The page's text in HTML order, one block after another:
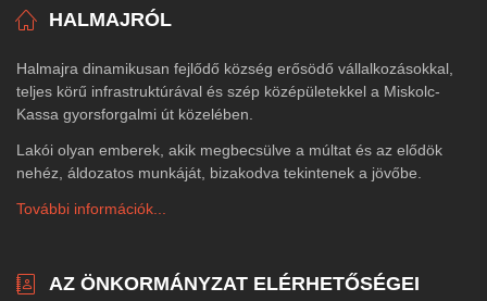
HALMAJRÓL
Halmajra dinamikusan fejlődő község erősödő vállalkozásokkal,
teljes körű infrastruktúrával és szép középületekkel a Miskolc-
Kassa gyorsforgalmi út közelében.
Lakói olyan emberek, akik megbecsülve a múltat és az elődök
nehéz, áldozatos munkáját, bizakodva tekintenek a jövőbe.
További információk...
AZ ÖNKORMÁNYZAT ELÉRHETŐSÉGEI